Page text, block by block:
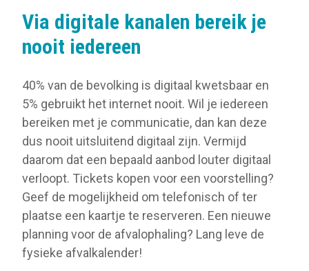
Via digitale kanalen bereik je
nooit iedereen
40% van de bevolking is digitaal kwetsbaar en
5% gebruikt het internet nooit. Wil je iedereen
bereiken met je communicatie, dan kan deze
dus nooit uitsluitend digitaal zijn. Vermijd
daarom dat een bepaald aanbod louter digitaal
verloopt. Tickets kopen voor een voorstelling?
Geef de mogelijkheid om telefonisch of ter
plaatse een kaartje te reserveren. Een nieuwe
planning voor de afvalophaling? Lang leve de
fysieke afvalkalender!